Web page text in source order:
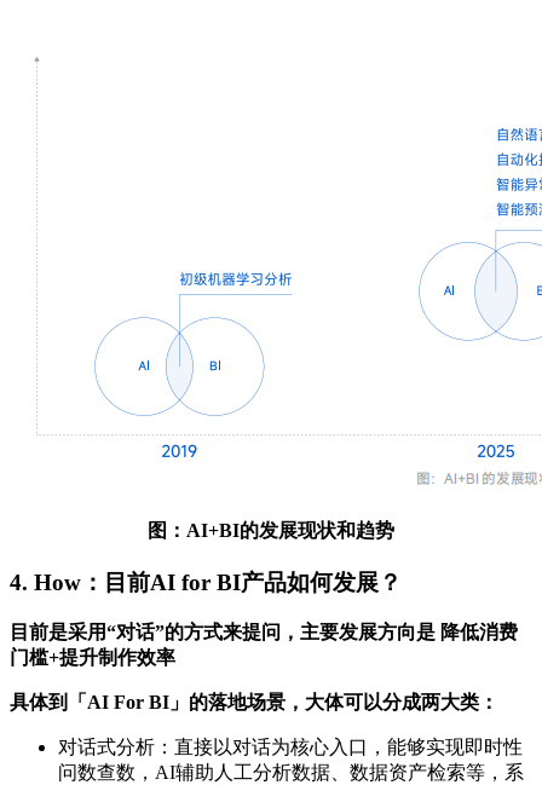
图：AI+BI的发展现状和趋势
4. How：目前AI for BI产品如何发展？
目前是采用“对话”的方式来提问，主要发展方向是 降低消费
门槛+提升制作效率
具体到「AI For BI」的落地场景，大体可以分成两大类：
对话式分析：直接以对话为核心入口，能够实现即时性
问数查数，AI辅助人工分析数据、数据资产检索等，系